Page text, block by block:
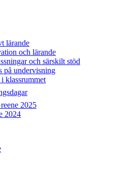
lärande
och lärande
och särskilt stöd
på undervisning
klassrummet
2025
2024